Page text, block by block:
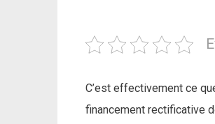
C’est effectivement ce
financement rectificative